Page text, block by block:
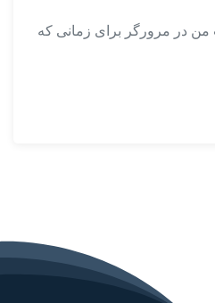
من در مرورگر برای زمانی که